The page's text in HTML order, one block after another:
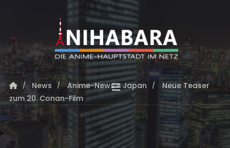
News Anime-News - Japan
Neue Teaser
zum 20. Conan-Film